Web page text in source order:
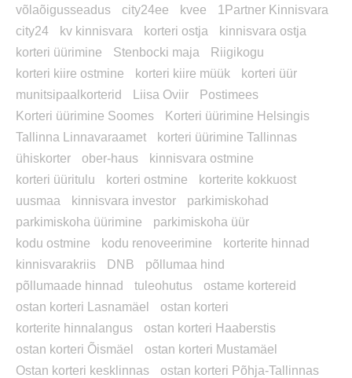
võlaõigusseadus
city24ee kvee
1Partner Kinnisvara
city24
kv kinnisvara korteri ostja
kinnisvara ostja
korteri üürimine
Stenbocki maja
Riigikogu
korteri kiire ostmine
korteri kiire müük
korteri üür
munitsipaalkorterid
Liisa Oviir
Postimees
Korteri üürimine Soomes
Korteri üürimine Helsingis
Tallinna Linnavaraamet
korteri üürimine Tallinnas
ühiskorter
ober-haus
kinnisvara ostmine
korteri üüritulu
korteri ostmine
korterite kokkuost
uusmaa
kinnisvara investor
parkimiskohad
parkimiskoha üürimine
parkimiskoha üür
kodu ostmine
kodu renoveerimine
korterite hinnad
kinnisvarakriis
DNB
põllumaa hind
põllumaade hinnad
tuleohutus
ostame kortereid
ostan korteri Lasnamäel
ostan korteri
korterite hinnalangus
ostan korteri Haaberstis
ostan korteri Õismäel
ostan korteri Mustamäel
Ostan korteri kesklinnas
ostan korteri Põhja-Tallinnas